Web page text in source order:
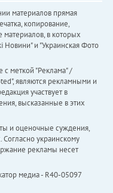
материалов прямая
копирование,
в которых
Новини" и "Украинская Фото
с меткой "Реклама" /
являются рекламными и
участвует в
высказанные в этих
и оценочные суждения,
украинскому
рекламы несет
медиа - R40-05097